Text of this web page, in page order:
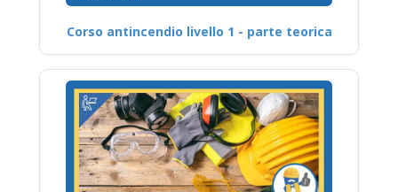
Corso antincendio livello 1 - parte teorica